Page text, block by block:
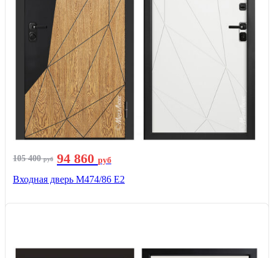
105 400руб 94 860 руб
Входная дверь М474/86 Е2